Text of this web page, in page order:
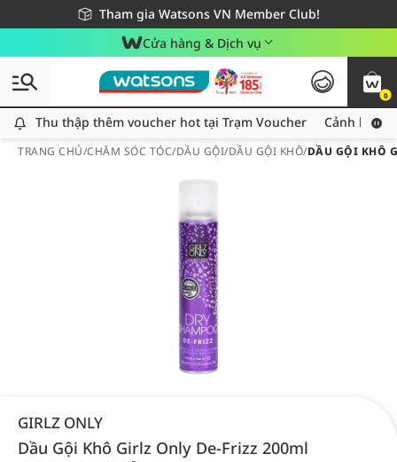
Tham gia Watsons VN Member Club!
Miễn phí giao hàng cho đơn hàng từ 249,000Đ
Giao hàng nhanh 24h - Áp dụng khu vực TP. Hồ Chí Minh
Cửa hàng & Dịch vụ
0
Thu thập thêm voucher hot tại Trạm Voucher
Thu thập thêm voucher hot tại Trạm Voucher Cảnh báo
TRANG CHỦ/CHĂM SÓC TÓC/DẦU GỘI/DẦU GỘI KHÔ/DẦU GỘI KHÔ
GIRLZ ONLY
Dầu Gội Khô Girlz Only De-Frizz 200ml